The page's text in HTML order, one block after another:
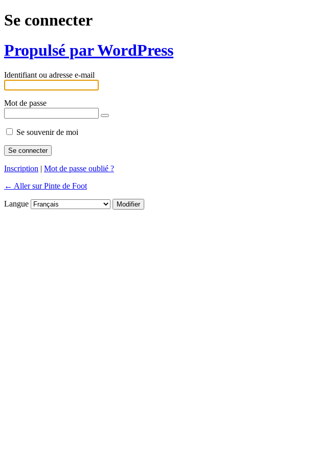
Se connecter
Propulsé par WordPress
Identifiant ou adresse e-mail
Mot de passe
Se souvenir de moi
Inscription | Mot de passe oublié ?
← Aller sur Pinte de Foot
Langue